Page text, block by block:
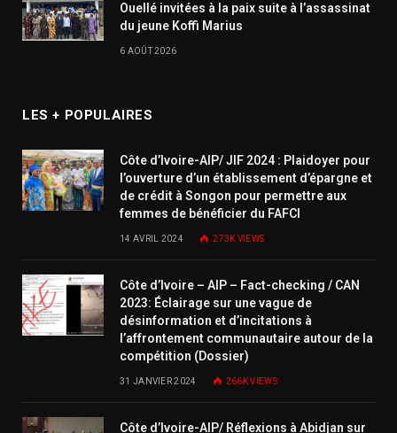
Ouellé invitées à la paix suite à l’assassinat
du jeune Koffi Marius
6 AOÛT 2026
LES + POPULAIRES
Côte d’Ivoire-AIP/ JIF 2024 : Plaidoyer pour
l’ouverture d’un établissement d’épargne et
de crédit à Songon pour permettre aux
femmes de bénéficier du FAFCI
14 AVRIL 2024 273K VIEWS
Côte d’Ivoire – AIP – Fact-checking / CAN
2023: Éclairage sur une vague de
désinformation et d’incitations à
l’affrontement communautaire autour de la
compétition (Dossier)
31 JANVIER 2024 266KVIEWS
Côte d’Ivoire-AIP/ Réflexions à Abidjan sur